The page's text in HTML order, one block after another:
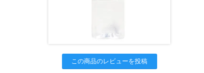
この商品のレビューを投稿